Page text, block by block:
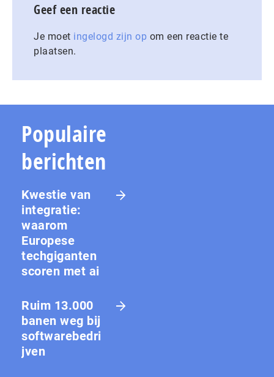
Geef een reactie
Je moet ingelogd zijn op om een reactie te
plaatsen.
Populaire
berichten
Kwestie van
integratie:
waarom
Europese
techgiganten
scoren met ai
Ruim 13.000
banen weg bij
softwarebedri
jven